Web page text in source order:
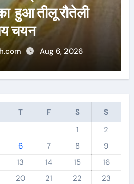
फेरबदल: 22
के तबादले
Aug 6, 2026
T F S
S
1
2
6 7 8
9
13 14 15
16
20 21 22
23